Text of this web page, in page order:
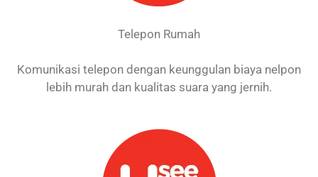
Telepon Rumah
Komunikasi telepon dengan keunggulan biaya nelpon
lebih murah dan kualitas suara yang jernih.